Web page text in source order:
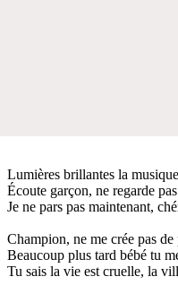
Lumières brillantes la
Écoute garçon, ne regarde
Je ne pars pas maintenant,
Champion, ne me crée pas de
Beaucoup plus tard bébé tu
Tu sais la vie est cruelle, la